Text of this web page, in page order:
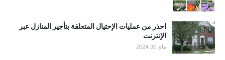
احذر من عمليات الإحتيال المتعلقة بتأجير المنازل عبر
الإنترنت
ماي 30, 2024